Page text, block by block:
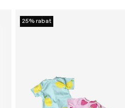
25% rabat